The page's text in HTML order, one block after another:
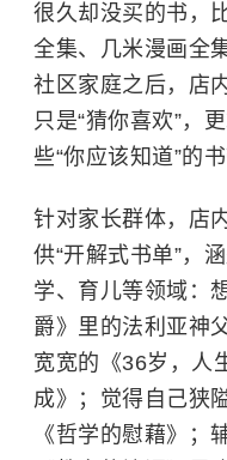
很久却没买的书，
全集、几米漫画全
社区家庭之后，店
只是“猜你喜欢”，
些“你应该知道”的
针对家长群体，店
供“开解式书单”，
学、育儿等领域：
爵》里的法利亚神
宽宽的《36岁，人
成》；觉得自己狭
《哲学的慰藉》；